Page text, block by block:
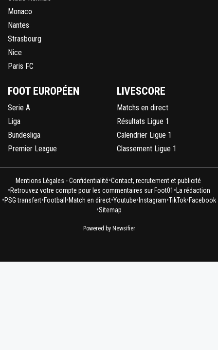
Monaco
Nantes
Strasbourg
Nice
Paris FC
FOOT EUROPÉEN
Serie A
Liga
Bundesliga
Premier League
LIVESCORE
Matchs en direct
Résultats Ligue 1
Calendrier Ligue 1
Classement Ligue 1
Mentions Légales - Confidentialité•Contact, recrutement et publicité
•Retrouvez votre compte pour les commentaires sur Foot01 • La rédaction
•PSG transfert•Football •Match en direct•Youtube• Instagram•TikTok•Facebook
•Sitemap
Powered by Newsifier